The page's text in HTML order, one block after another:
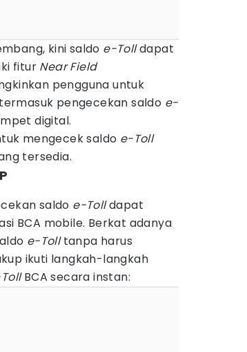
kini saldo e-Tolldapat
fitur Near Field
pengguna untuk
pengecekan saldo e-
digital.
mengecek saldo e-Toll
tersedia.
saldo e-Tolldapat
BCA mobile. Berkat adanya
e-Tolltanpa harus
ikuti langkah-langkah
BCA secara instan: